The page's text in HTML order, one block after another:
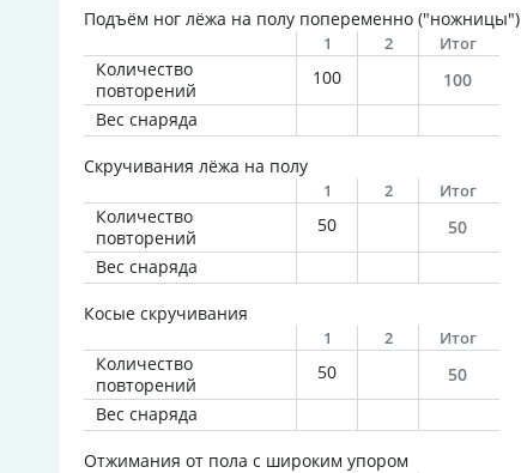
Подъём ног лёжа на полу попеременно ("ножницы")
1 2 Итог
Количество
повторений
100
100
Вес снаряда
Скручивания лёжа на полу
1 2 Итог
Количество
повторений
50
50
Вес снаряда
Косые скручивания
1 2 Итог
Количество
повторений
50
50
Вес снаряда
Отжимания от пола с широким упором